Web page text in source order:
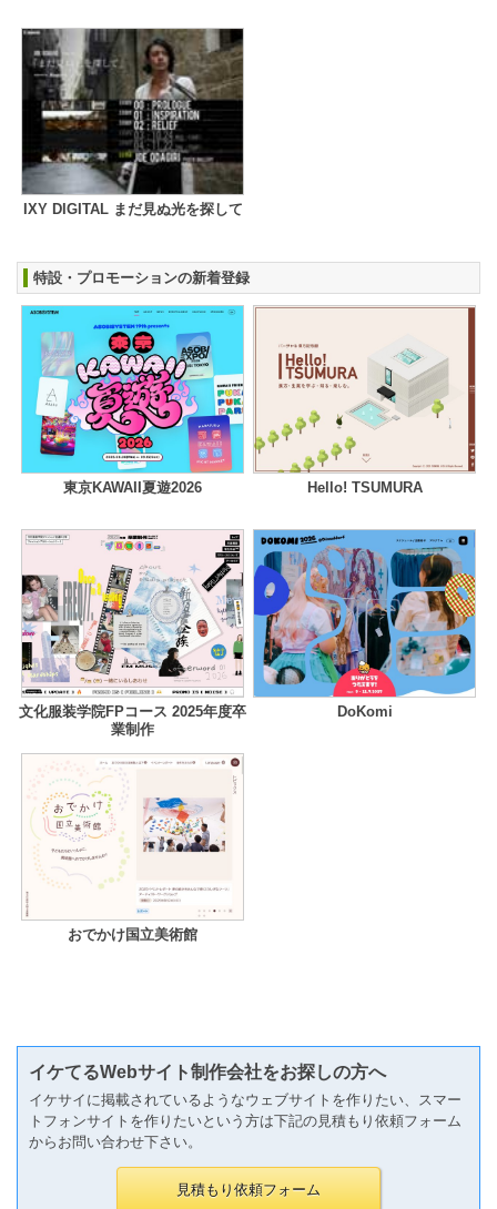
IXY DIGITAL まだ見ぬ光を探して
特設・プロモーションの新着登録
東京KAWAII夏遊2026 Hello! TSUMURA
文化服装学院FPコース 2025年度卒
業制作
DoKomi
おでかけ国立美術館
イケてるWebサイト制作会社をお探しの方へ
イケサイに掲載されているようなウェブサイトを作りたい、スマー
トフォンサイトを作りたいという方は下記の見積もり依頼フォーム
からお問い合わせ下さい。